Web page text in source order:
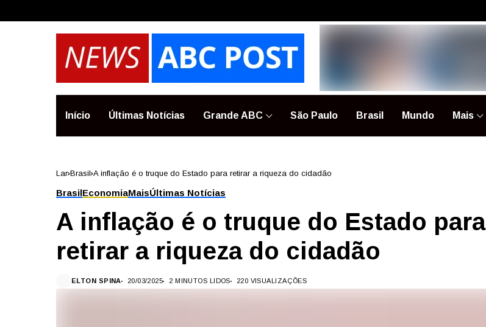
Início Últimas Notícias Grande ABC São Paulo Brasil Mundo Mais
Lar Brasil A inflação é o truque do Estado para retirar a riqueza do cidadão
BrasilEconomiaMaisÚltimas Notícias
A inflação é o truque do Estado para
retirar a riqueza do cidadão
ELTON SPINA 20/03/2025 2 MINUTOS LIDOS 220 VISUALIZAÇÕES